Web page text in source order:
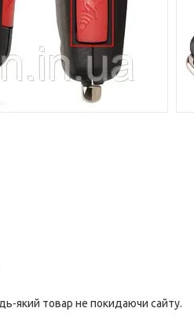
який товар не покидаючи сайту.